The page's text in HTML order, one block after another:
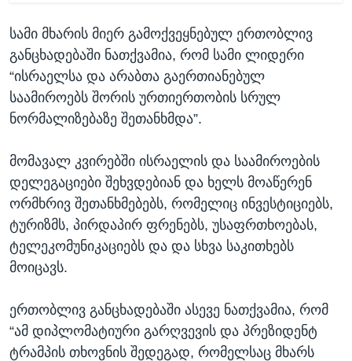
სამი მხარის მიერ გამოქვეყნებულ ერთობლივ
განცხადებაში ნათქვამია, რომ სამი ლიდერი
“ისრაელსა და არაბთა გაერთიანებულ
საამიროებს შორის ურთიერთობის სრულ
ნორმალიზებაზე შეთანხმდა”.
მომავალ კვირებში ისრაელის და საამიროების
დელეგაციები შეხვდებიან და ხელს მოაწერენ
ორმხრივ შეთანხმებებს, რომელიც ინვესტიციებს,
ტურიზმს, პირდაპირ ფრენებს, უსაფრთხოებას,
ტელეკომუნიკაციებს და და სხვა საკითხებს
მოიცავს.
ერთობლივ განცხადებაში ასევე ნათქვამია, რომ
“ამ დიპლომატიური გარღვევის და პრეზიდენტ
ტრამპის თხოვნის შედეგად, რომელსაც მხარს